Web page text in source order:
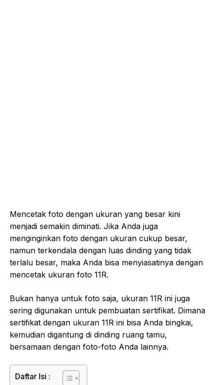
Mencetak foto dengan ukuran yang besar kini
menjadi semakin diminati. Jika Anda juga
menginginkan foto dengan ukuran cukup besar,
namun terkendala dengan luas dinding yang tidak
terlalu besar, maka Anda bisa menyiasatinya dengan
mencetak ukuran foto 11R.
Bukan hanya untuk foto saja, ukuran 11R ini juga
sering digunakan untuk pembuatan sertifikat. Dimana
sertifikat dengan ukuran 11R ini bisa Anda bingkai,
kemudian digantung di dinding ruang tamu,
bersamaan dengan foto-foto Anda lainnya.
Daftar Isi :